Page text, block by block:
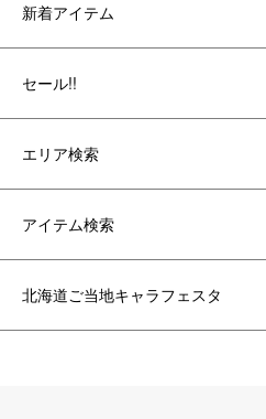
新着アイテム
セール!!
エリア検索
アイテム検索
北海道ご当地キャラフェスタ